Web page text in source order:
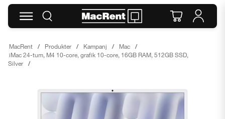
MacRent Produkter Kampanj
Mac
iMac 24-tum, M4 10-core, grafik 10-core, 16GB RAM, 512GB SSD,
Silver